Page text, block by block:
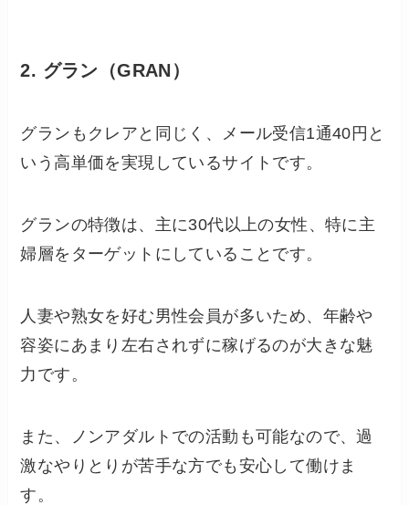
2. グラン（GRAN）
グランもクレアと同じく、メール受信1通40円と
いう高単価を実現しているサイトです。
グランの特徴は、主に30代以上の女性、特に主
婦層をターゲットにしていることです。
人妻や熟女を好む男性会員が多いため、年齢や
容姿にあまり左右されずに稼げるのが大きな魅
力です。
また、ノンアダルトでの活動も可能なので、過
激なやりとりが苦手な方でも安心して働けま
す。